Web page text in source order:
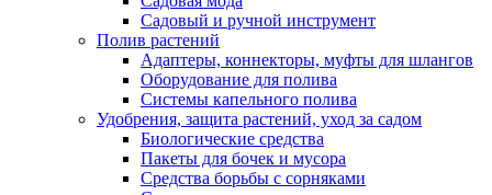
Садовый и ручной инструмент
Полив растений
Адаптеры, коннекторы, муфты для шлангов
Оборудование для полива
Системы капельного полива
Удобрения, защита растений, уход за садом
Биологические средства
Пакеты для бочек и мусора
Средства борьбы с сорняками